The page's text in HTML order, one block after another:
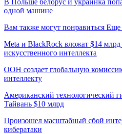
одной машине
Вам также могут понравиться Еще
Meta и BlackRock вложат $14 млрд
искусственного интеллекта
ООН создает глобальную
интеллекту
Американский технологический
Тайвань $10 млрд
Произошел масштабный сбой
кибератаки